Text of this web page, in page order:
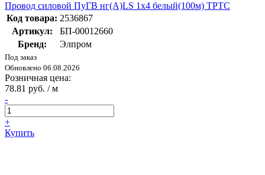
Провод силовой ПуГВ нг(А)LS 1х4 белый(100м) ТРТС
Код товара: 2536867
Артикул:
БП-00012660
Бренд:
Элпром
Под заказ
Обновлено 06.08.2026
Розничная цена:
78.81 руб. / м
-
+
Купить